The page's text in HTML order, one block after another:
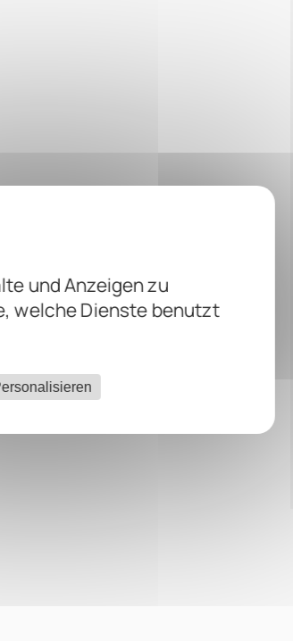
und Anzeigen zu
welche Dienste benutzt